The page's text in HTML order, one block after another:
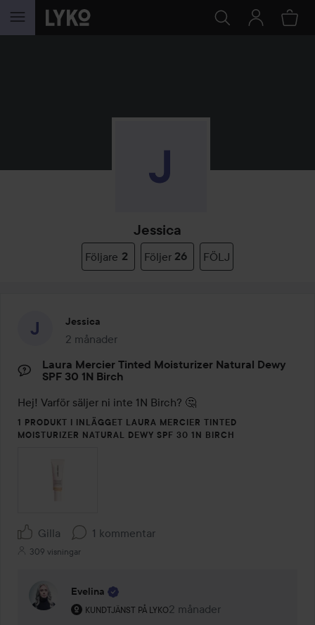
HOPPA TILL INNEHÅLLET
Jessica
Följare 2 Följer 26 FÖLJ
Jessica
2 månader
Inlägget skapades 2 månader
Laura Mercier Tinted Moisturizer Natural Dewy
SPF 30 1N Birch
Hej! Varför säljer ni inte 1N Birch? 🤔
1 PRODUKT I INLÄGGET LAURA MERCIER TINTED
MOISTURIZER NATURAL DEWY SPF 30 1N BIRCH
Gilla 1 kommentar
309 visningar
Evelina
KUNDTJÄNST PÅ LYKO
Användarens roll: Kundtjänst på Lyko.
2 månader
Kommentaren lades 2